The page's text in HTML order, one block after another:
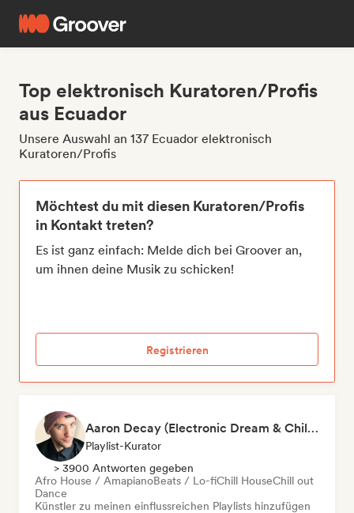
Top elektronisch Kuratoren/Profis
aus Ecuador
Unsere Auswahl an 137 Ecuador elektronisch
Kuratoren/Profis
Möchtest du mit diesen Kuratoren/Profis
in Kontakt treten?
Es ist ganz einfach: Melde dich bei Groover an,
um ihnen deine Musik zu schicken!
Registrieren
Aaron Decay (Electronic Dream & Chill Electronic Dream playlists)
Playlist-Kurator
> 3900 Antworten gegeben
Afro House / AmapianoBeats / Lo-fiChill HouseChill out
Dance
Künstler zu meinen einflussreichen Playlists hinzufügen